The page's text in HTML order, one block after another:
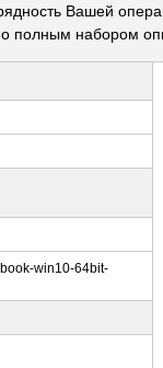
Вашей
полным набором
win10-64bit-